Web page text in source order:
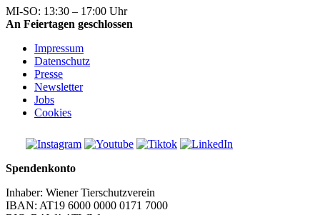
MI-SO: 13:30 – 17:00 Uhr
An Feiertagen geschlossen
Impressum
Datenschutz
Presse
Newsletter
Jobs
Cookies
Spendenkonto
Inhaber: Wiener Tierschutzverein
IBAN: AT19 6000 0000 0171 7000